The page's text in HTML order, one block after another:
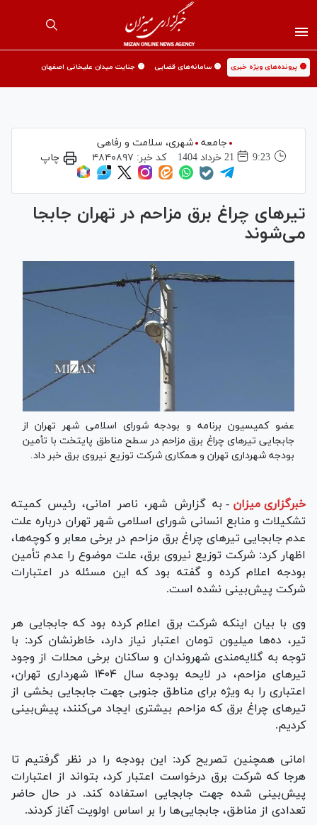
🟡 پرونده‌های ویژه خبری 🟡 سامانه‌های قضایی 🟡 جنایت میدان علیخانی اصفهان
جامعه
شهری،‌ سلامت و رفاهی
9:23
21 خرداد 1404 کد خبر: ۴۸۴۰۸۹۷ چاپ
تیر‌های چراغ برق مزاحم در تهران جابجا
می‌شوند
عضو کمیسیون برنامه و بودجه شورای اسلامی شهر تهران از
جابجایی تیر‌های چراغ برق مزاحم در سطح مناطق پایتخت با تأمین
بودجه شهرداری تهران و همکاری شرکت توزیع نیروی برق خبر داد.
خبرگزاری میزان - به گزارش شهر، ناصر امانی، رئیس کمیته
تشکیلات و منابع انسانی شورای اسلامی شهر تهران درباره علت
عدم جابجایی تیر‌های چراغ برق مزاحم در برخی معابر و کوچه‌ها،
اظهار کرد: شرکت توزیع نیروی برق، علت موضوع را عدم تأمین
بودجه اعلام کرده و گفته بود که این مسئله در اعتبارات
شرکت پیش‌بینی نشده است.
وی با بیان اینکه شرکت برق اعلام کرده بود که جابجایی هر
تیر، ده‌ها میلیون تومان اعتبار نیاز دارد، خاطرنشان کرد: با
توجه به گلایه‌مندی شهروندان و ساکنان برخی محلات از وجود
تیر‌های مزاحم، در لایحه بودجه سال ۱۴۰۴ شهرداری تهران،
اعتباری را به ویژه برای مناطق جنوبی جهت جابجایی بخشی از
تیر‌های چراغ برق که مزاحم بیشتری ایجاد می‌کنند، پیش‌بینی
کردیم.
امانی همچنین تصریح کرد: این بودجه را در نظر گرفتیم تا
هرجا که شرکت برق درخواست اعتبار کرد، بتواند از اعتبارات
پیش‌بینی شده جهت جابجایی استفاده کند. در حال حاضر
تعدادی از مناطق، جابجایی‌ها را بر اساس اولویت آغاز کردند.